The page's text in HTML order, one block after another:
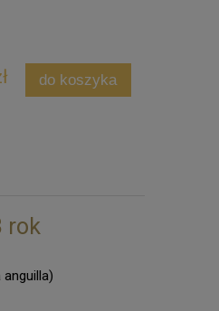
do koszyka
rok